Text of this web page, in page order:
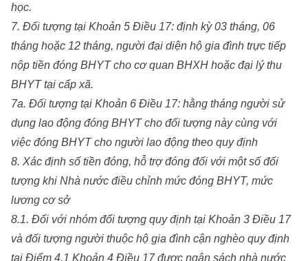
học.
7. Đối tượng tại Khoản 5 Điều 17: định kỳ 03 tháng, 06
tháng hoặc 12 tháng, người đại diện hộ gia đình trực tiếp
nộp tiền đóng BHYT cho cơ quan BHXH hoặc đại lý thu
BHYT tại cấp xã.
7a. Đối tượng tại Khoản 6 Điều 17: hằng tháng người sử
dụng lao động đóng BHYT cho đối tượng này cùng với
việc đóng BHYT cho người lao động theo quy định
8. Xác định số tiền đóng, hỗ trợ đóng đối với một số đối
tượng khi Nhà nước điều chỉnh mức đóng BHYT, mức
lương cơ sở
8.1. Đối với nhóm đối tượng quy định tại Khoản 3 Điều 17
và đối tượng người thuộc hộ gia đình cận nghèo quy định
tại Điểm 4.1 Khoản 4 Điều 17 được ngân sách nhà nước